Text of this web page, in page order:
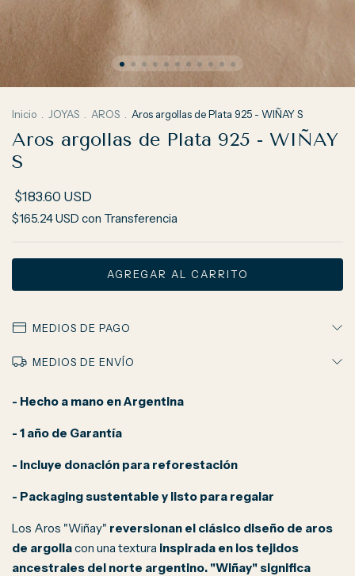
Inicio JOYAS AROS Aros argollas de Plata 925 - WIÑAY S
Aros argollas de Plata 925 - WIÑAY
S
$183.60 USD
$165.24 USD con Transferencia
MEDIOS DE PAGO
MEDIOS DE ENVÍO
- Hecho a mano en Argentina
- 1 año de Garantía
- Incluye donación para reforestación
- Packaging sustentable y listo para regalar
Los Aros "Wiñay" reversionan el clásico diseño de aros
de argollacon una textura inspirada en los tejidos
ancestrales del norte argentino. "Wiñay" significa